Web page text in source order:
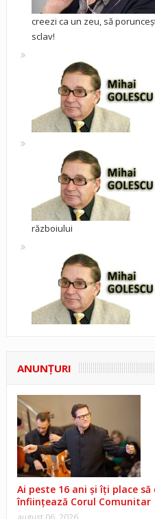
creezi ca un zeu, să
sclav!
războiului
ANUNŢURI
Ai peste 16 ani și îți place
înființează Corul Comunitar